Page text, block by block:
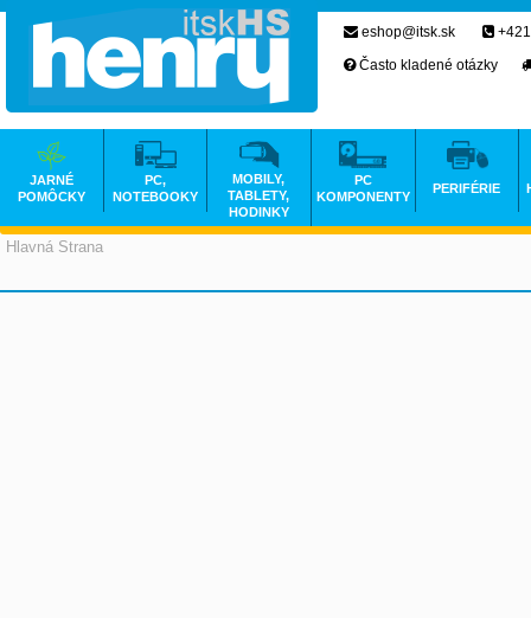
Hlavná Strana
eshop@itsk.sk
Často kladené otázky
JARNÉ
POMÔCKY
PC,
NOTEBOOKY
MOBILY,
TABLETY,
HODINKY
PC
KOMPONENTY
PERIFÉRIE